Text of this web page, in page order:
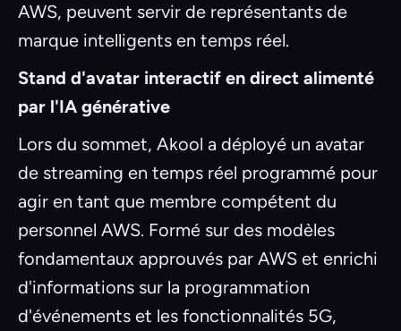
AWS, peuvent servir de représentants de
marque intelligents en temps réel.
Stand d'avatar interactif en direct alimenté
par l'IA générative
Lors du sommet, Akool a déployé un avatar
de streaming en temps réel programmé pour
agir en tant que membre compétent du
personnel AWS. Formé sur des modèles
fondamentaux approuvés par AWS et enrichi
d'informations sur la programmation
d'événements et les fonctionnalités 5G,